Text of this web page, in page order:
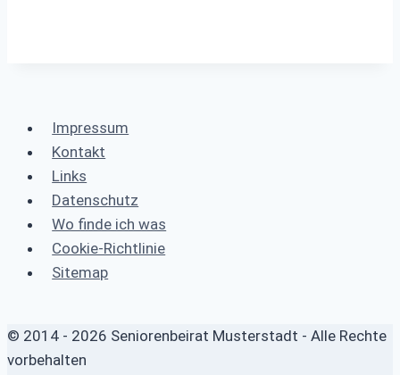
Impressum
Kontakt
Links
Datenschutz
Wo finde ich was
Cookie-Richtlinie
Sitemap
© 2014 - 2026 Seniorenbeirat Musterstadt - Alle Rechte
vorbehalten